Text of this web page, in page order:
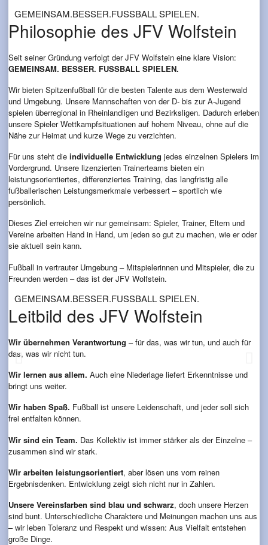
GEMEINSAM.BESSER.FUSSBALL SPIELEN.
Philosophie des JFV Wolfstein
Seit seiner Gründung verfolgt der JFV Wolfstein eine klare Vision:
GEMEINSAM. BESSER. FUSSBALL SPIELEN.
Wir bieten Spitzenfußball für die besten Talente aus dem Westerwald
und Umgebung. Unsere Mannschaften von der D- bis zur A-Jugend
spielen überregional in Rheinlandligen und Bezirksligen. Dadurch erleben
unsere Spieler Wettkampfsituationen auf hohem Niveau, ohne auf die
Nähe zur Heimat und kurze Wege zu verzichten.
Für uns steht die individuelle Entwicklung jedes einzelnen Spielers im
Vordergrund. Unsere lizenzierten Trainerteams bieten ein
leistungsorientiertes, differenziertes Training, das langfristig alle
fußballerischen Leistungsmerkmale verbessert – sportlich wie
persönlich.
Dieses Ziel erreichen wir nur gemeinsam: Spieler, Trainer, Eltern und
Vereine arbeiten Hand in Hand, um jeden so gut zu machen, wie er oder
sie aktuell sein kann.
Fußball in vertrauter Umgebung – Mitspielerinnen und Mitspieler, die zu
Freunden werden – das ist der JFV Wolfstein.
GEMEINSAM.BESSER.FUSSBALL SPIELEN.
Leitbild des JFV Wolfstein
Wir übernehmen Verantwortung – für das, was wir tun, und auch für
das, was wir nicht tun.
Wir lernen aus allem. Auch eine Niederlage liefert Erkenntnisse und
bringt uns weiter.
Wir haben Spaß. Fußball ist unsere Leidenschaft, und jeder soll sich
frei entfalten können.
Wir sind ein Team. Das Kollektiv ist immer stärker als der Einzelne –
zusammen sind wir stark.
Wir arbeiten leistungsorientiert, aber lösen uns vom reinen
Ergebnisdenken. Entwicklung zeigt sich nicht nur in Zahlen.
Unsere Vereinsfarben sind blau und schwarz, doch unsere Herzen
sind bunt. Unterschiedliche Charaktere und Meinungen machen uns aus
– wir leben Toleranz und Respekt und wissen: Aus Vielfalt entstehen
große Dinge.